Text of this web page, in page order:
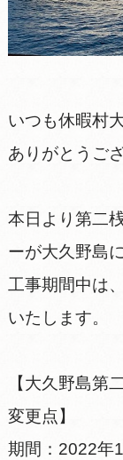
いつも休暇村
ありがとうご
本日より第二
ーが大久野島
工事期間中は
いたします。
【大久野島第
変更点】
期間：2022年